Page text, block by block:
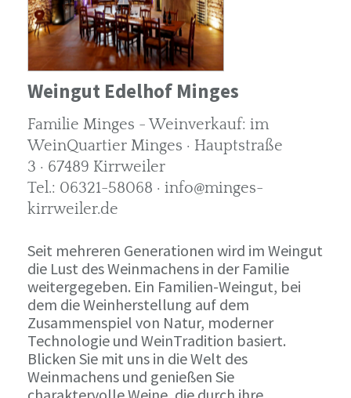
Weingut Edelhof Minges
Familie Minges - Weinverkauf: im
WeinQuartier Minges · Hauptstraße
3 · 67489 Kirrweiler
Tel.: 06321-58068 · info@minges-
kirrweiler.de
Seit mehreren Generationen wird im Weingut
die Lust des Weinmachens in der Familie
weitergegeben. Ein Familien-Weingut, bei
dem die Weinherstellung auf dem
Zusammenspiel von Natur, moderner
Technologie und WeinTradition basiert.
Blicken Sie mit uns in die Welt des
Weinmachens und genießen Sie